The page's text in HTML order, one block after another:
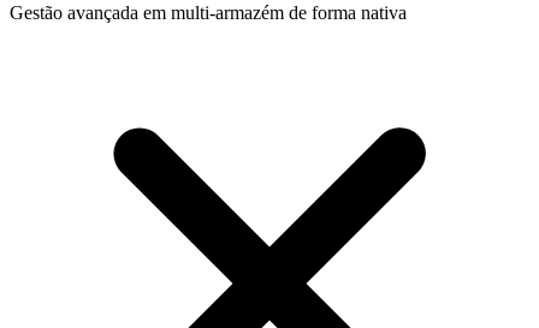
Gestão avançada em multi-armazém de forma nativa